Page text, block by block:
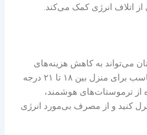
اتلاف انرژی کمک می‌کند.
می‌تواند به کاهش هزینه‌های
گرمایش کمک کند. دمای مناسب برای منزل بین ۱۸ تا ۲۱ درجه
از ترموستات‌های هوشمند،
کنید و از مصرف بی‌مورد انرژی